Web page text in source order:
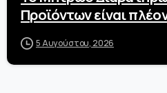
Προϊόντων είναι
5 Αυγούστου, 2026